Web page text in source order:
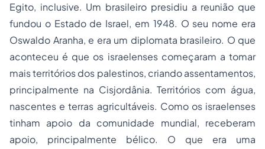
Egito, inclusive. Um brasileiro presidiu a reunião que
fundou o Estado de Israel, em 1948. O seu nome era
Oswaldo Aranha, e era um diplomata brasileiro. O que
aconteceu é que os israelenses começaram a tomar
mais territórios dos palestinos, criando assentamentos,
principalmente na Cisjordânia. Territórios com água,
nascentes e terras agricultáveis. Como os israelenses
tinham apoio da comunidade mundial, receberam
apoio, principalmente bélico. O que era uma